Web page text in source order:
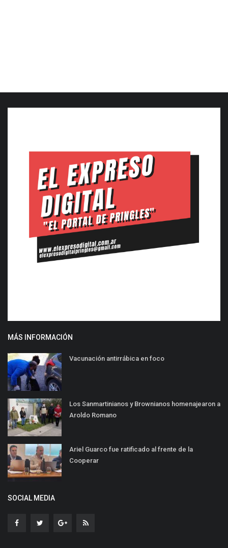
MÁS INFORMACIÓN
Vacunación antirrábica en foco
Los Sanmartinianos y Brownianos homenajearon a
Aroldo Romano
Ariel Guarco fue ratificado al frente de la
Cooperar
SOCIAL MEDIA